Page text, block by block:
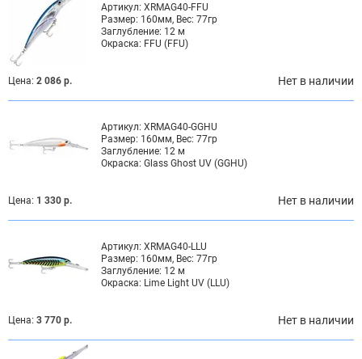
Артикул: XRMAG40-FFU
Размер: 160мм, Вес: 77гр
Заглубление: 12 м
Окраска: FFU (FFU)
Цена: 2 086 р. Нет в наличии
Артикул: XRMAG40-GGHU
Размер: 160мм, Вес: 77гр
Заглубление: 12 м
Окраска: Glass Ghost UV (GGHU)
Цена: 1 330 р. Нет в наличии
Артикул: XRMAG40-LLU
Размер: 160мм, Вес: 77гр
Заглубление: 12 м
Окраска: Lime Light UV (LLU)
Цена: 3 770 р. Нет в наличии